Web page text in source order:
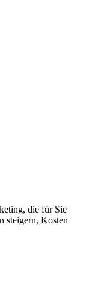
die für Sie
steigern, Kosten